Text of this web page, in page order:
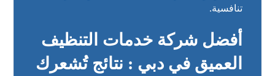
تنافسية.
أفضل شركة خدمات التنظيف
العميق في دبي : نتائج تُشعرك